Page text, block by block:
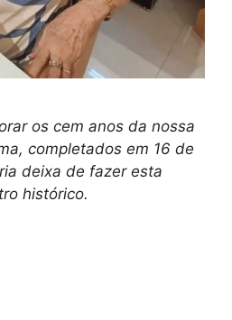
os cem anos da nossa
completados em 16 de
deixa de fazer esta
histórico.